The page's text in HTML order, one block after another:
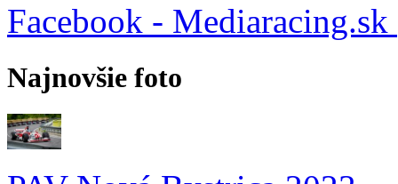
Facebook - Mediaracing.sk
Najnovšie foto